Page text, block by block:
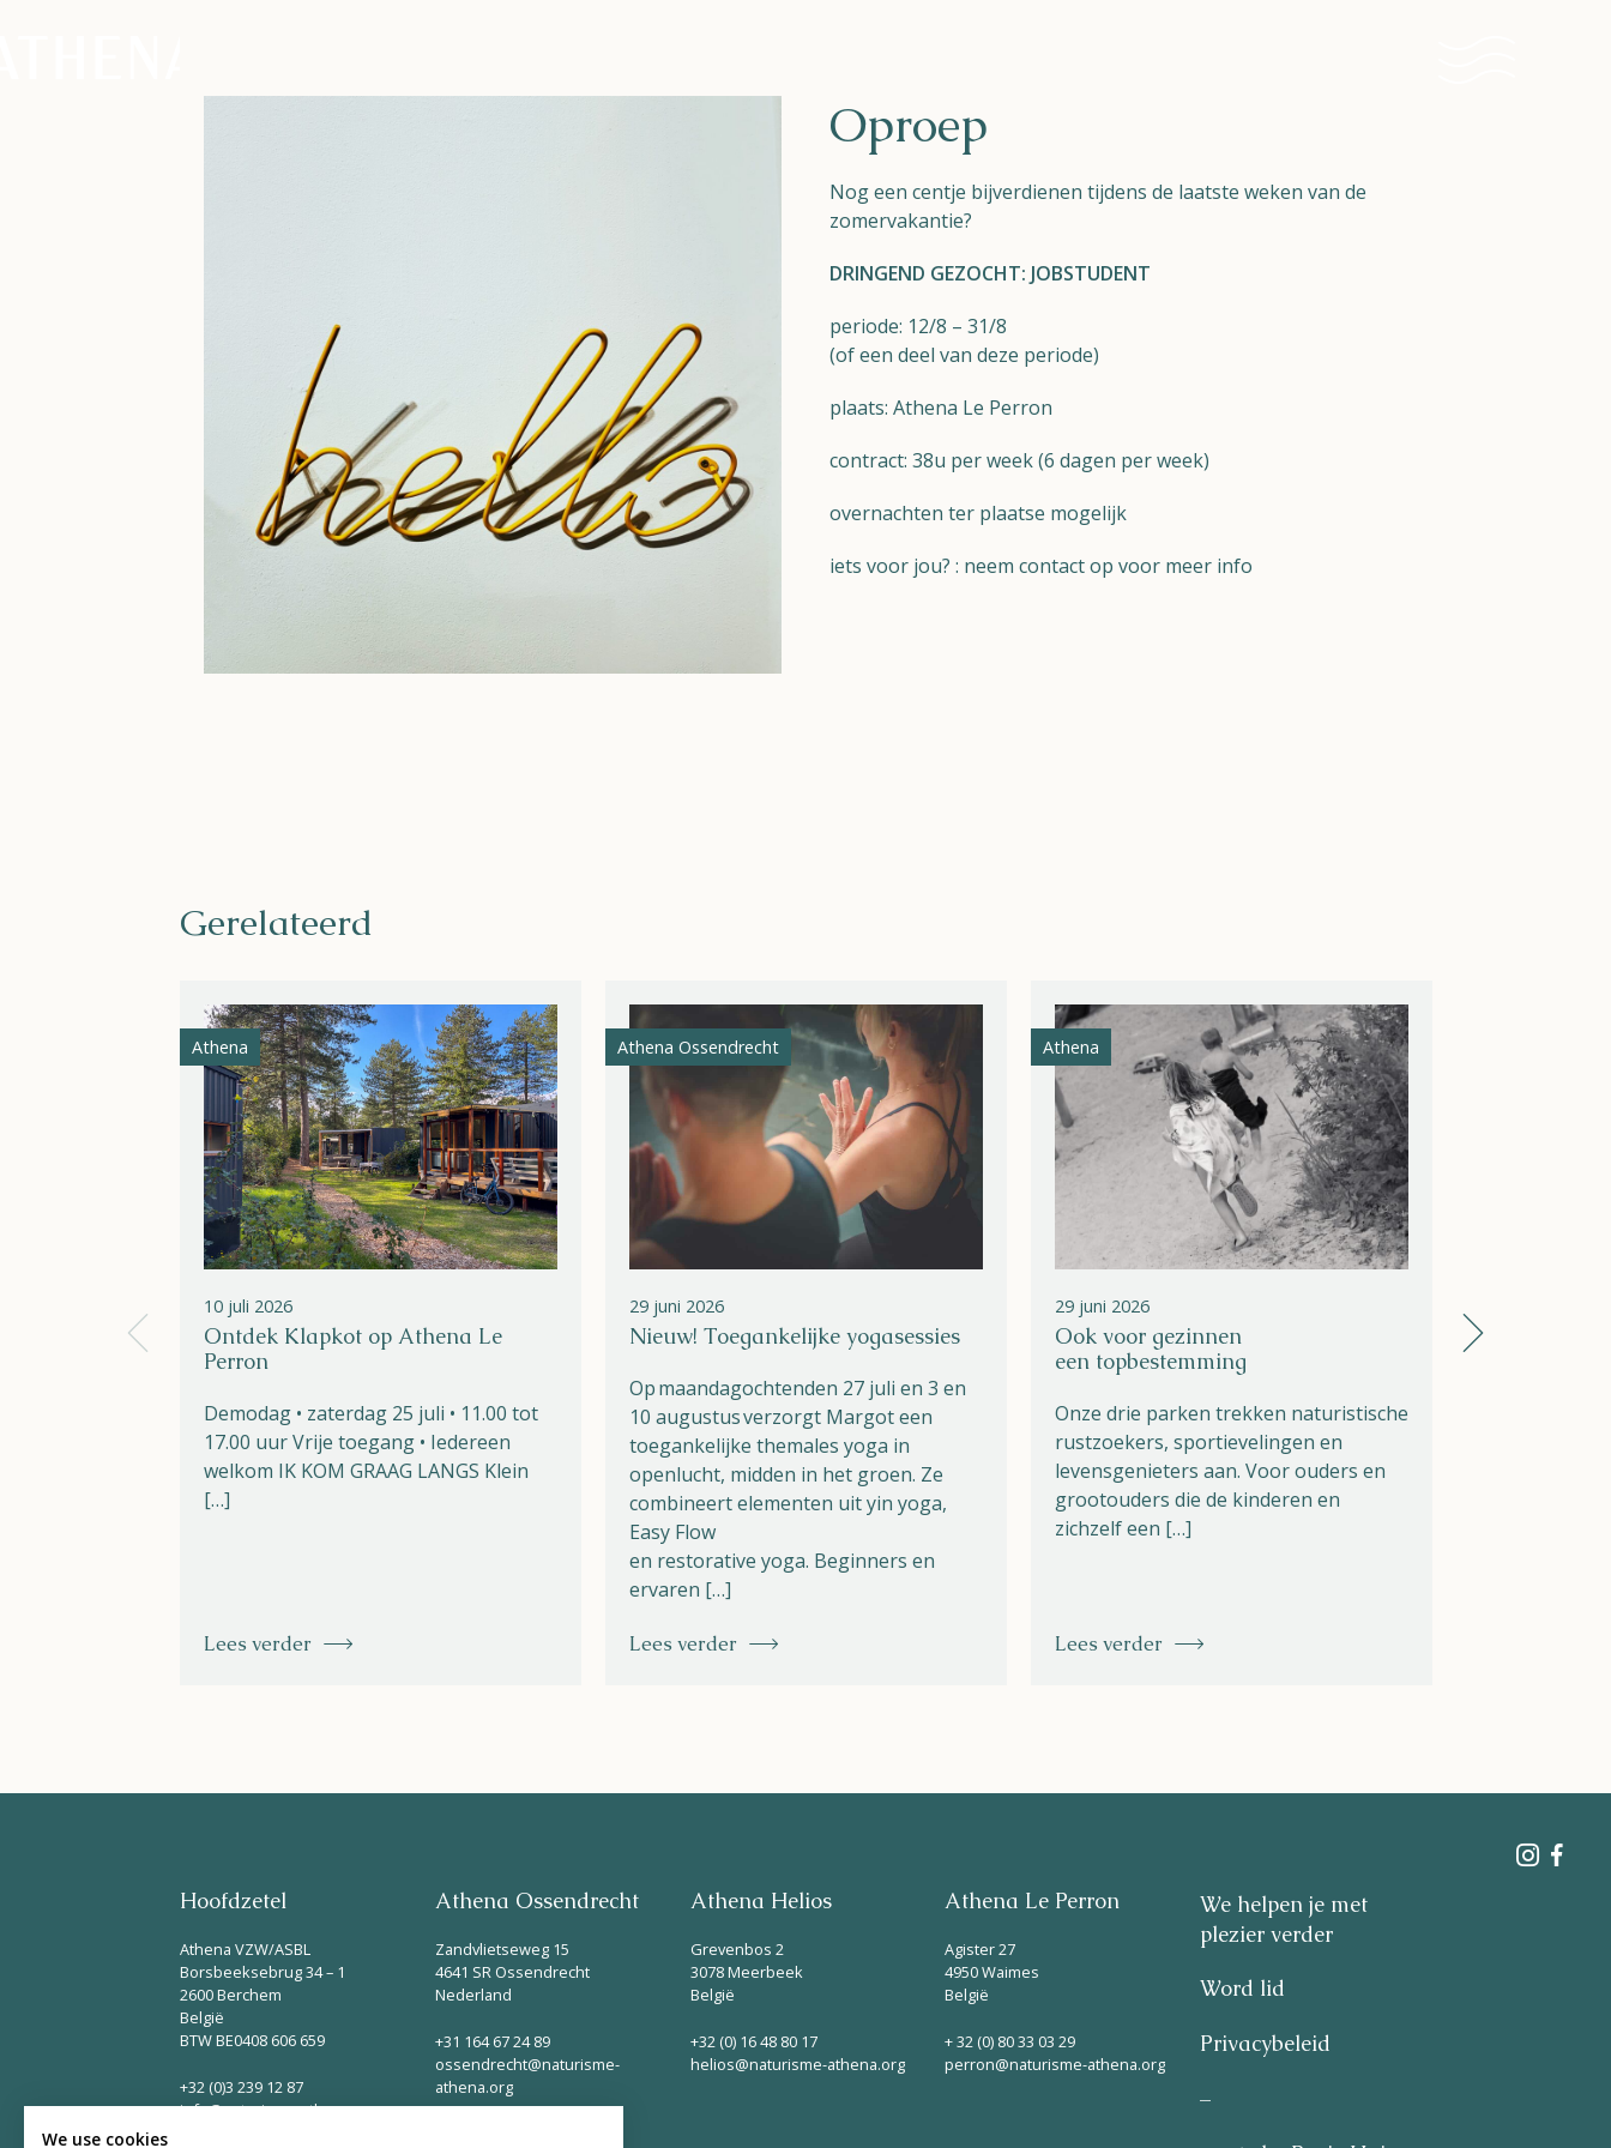
Kalender
Parken
Helios
Oproep
Nog een centje bijverdienen tijdens de laatste weken van de
zomervakantie?
DRINGEND GEZOCHT: JOBSTUDENT
periode: 12/8 – 31/8
(of een deel van deze periode)
plaats: Athena Le Perron
contract: 38u per week (6 dagen per week)
overnachten ter plaatse mogelijk
iets voor jou? : neem contact op voor meer info
Gerelateerd
Athena
10 juli 2026
Ontdek Klapkot op Athena Le
Perron
Demodag • zaterdag 25 juli • 11.00 tot
17.00 uur Vrije toegang • Iedereen
welkom IK KOM GRAAG LANGS Klein
[…]
Lees verder
Athena Ossendrecht
29 juni 2026
Nieuw! Toegankelijke yogasessies
Op maandagochtenden 27 juli en 3 en
10 augustus verzorgt Margot een
toegankelijke themales yoga in
openlucht, midden in het groen. Ze
combineert elementen uit yin yoga,
Easy Flow
en restorative yoga. Beginners en
ervaren […]
Lees verder
Athena
29 juni 2026
Ook voor gezinnen
een topbestemming
Onze drie parken trekken naturistische
rustzoekers, sportievelingen en
levensgenieters aan. Voor ouders en
grootouders die de kinderen en
zichzelf een […]
Lees verder
Zomer op
Hoofdzetel
Athena VZW/ASBL
Borsbeeksebrug 34 – 1
2600 Berchem
België
BTW BE0408 606 659
+32 (0)3 239 12 87
info@naturisme-athena.org
Athena Ossendrecht
Zandvlietseweg 15
4641 SR Ossendrecht
Nederland
+31 164 67 24 89
ossendrecht@naturisme-
athena.org
Athena Helios
Grevenbos 2
3078 Meerbeek
België
+32 (0) 16 48 80 17
helios@naturisme-athena.org
Athena Le Perron
Agister 27
4950 Waimes
België
+ 32 (0) 80 33 03 29
perron@naturisme-athena.org
We helpen je met
plezier verder
Word lid
Privacybeleid
–
We use cookies